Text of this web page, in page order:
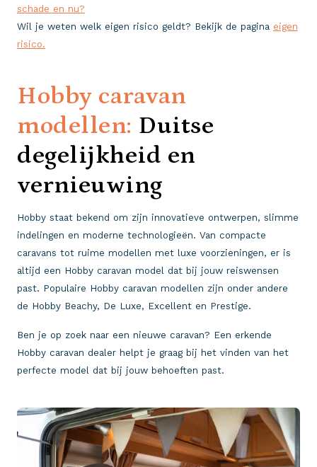
schade en nu?
Wil je weten welk eigen risico geldt? Bekijk de pagina eigen
risico.
Hobby caravan
modellen: Duitse
degelijkheid en
vernieuwing
Hobby staat bekend om zijn innovatieve ontwerpen, slimme
indelingen en moderne technologieën. Van compacte
caravans tot ruime modellen met luxe voorzieningen, er is
altijd een Hobby caravan model dat bij jouw reiswensen
past. Populaire Hobby caravan modellen zijn onder andere
de Hobby Beachy, De Luxe, Excellent en Prestige.
Ben je op zoek naar een nieuwe caravan? Een erkende
Hobby caravan dealer helpt je graag bij het vinden van het
perfecte model dat bij jouw behoeften past.